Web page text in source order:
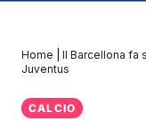
Home
Il Barcellona fa
Juventus
CALCIO